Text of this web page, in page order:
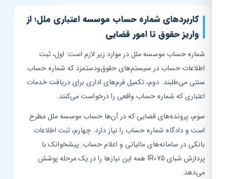
کاربردهای شماره حساب موسسه اعتباری ملل؛ از
واریز حقوق تا امور قضایی
شماره حساب موسسه ملل در موارد زیر لازم است: اول، ثبت
اطلاعات حساب در سیستم‌های حقوق‌ودستمزد که شماره حساب
سنتی می‌طلبند. دوم، تکمیل فرم‌های اداری برای دریافت خدمات
اعتباری که شماره حساب واقعی را درخواست می‌کنند.
سوم، پرونده‌های قضایی که در آن‌ها حساب موسسه ملل مطرح
است و دادگاه شماره حساب را نیاز دارد. چهارم، ثبت اطلاعات
بانکی در سامانه‌های مالیاتی و اعلام حساب. پیشخوانک با
پردازش شبای IR075 همه این نیازها را در یک مرحله پوشش
می‌دهد.